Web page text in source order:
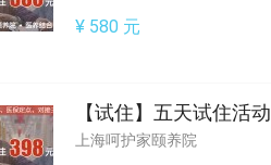
¥ 580 元
【试住】五天试住活动
上海呵护家颐养院